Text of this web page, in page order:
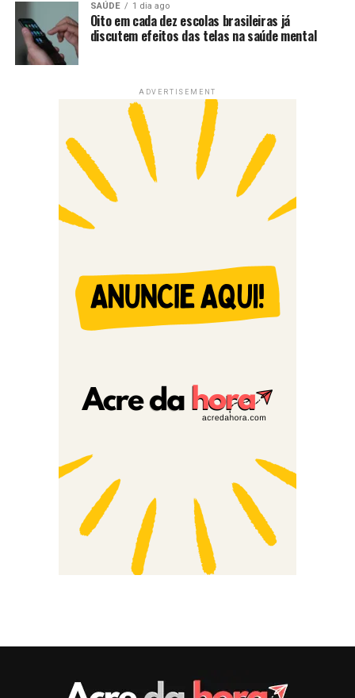
SAÚDE 1 dia ago
Oito em cada dez escolas brasileiras já
discutem efeitos das telas na saúde mental
ADVERTISEMENT